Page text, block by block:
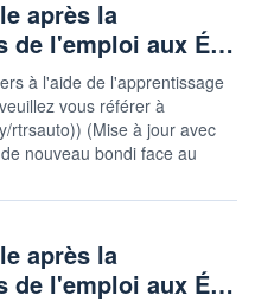
après la
de l'emploi aux É…
à l'aide de l'apprentissage
vous référer à
rtrsauto)) (Mise à jour avec
nouveau bondi face au
après la
de l'emploi aux É…